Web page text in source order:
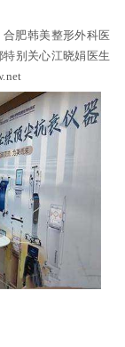
肥韩美整形外科医
别关心江晓娟医生